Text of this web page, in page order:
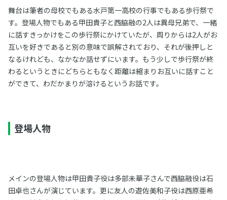
舞台は筆者の母校でもある水戸第一高校の行事でもある歩行祭で
す。登場人物でもある甲田貴子と西脇融の2人は異母兄弟で、一緒
に話すきっかけをこの歩行祭にかけていたが、周りからは2人がお
互いを好きであると別の意味で誤解されており、それが後押しと
なるけれども、なかなか話せずにいます。もう少しで歩行祭が終
わるというときにどちらともなく距離は縮まりお互いに話すこと
ができて、わだかまりが溶けるというお話です。
登場人物
メインの登場人物は甲田貴子役は多部未華子さんで西脇融役は石
田卓也さんが演じています。更に友人の遊佐美和子役は西原亜希